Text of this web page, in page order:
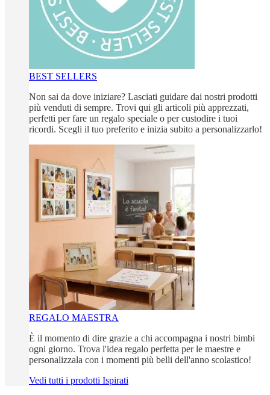
BEST SELLERS
Non sai da dove iniziare? Lasciati guidare dai nostri prodotti
più venduti di sempre. Trovi qui gli articoli più apprezzati,
perfetti per fare un regalo speciale o per custodire i tuoi
ricordi. Scegli il tuo preferito e inizia subito a personalizzarlo!
REGALO MAESTRA
È il momento di dire grazie a chi accompagna i nostri bimbi
ogni giorno. Trova l'idea regalo perfetta per le maestre e
personalizzala con i momenti più belli dell'anno scolastico!
Vedi tutti i prodotti Ispirati